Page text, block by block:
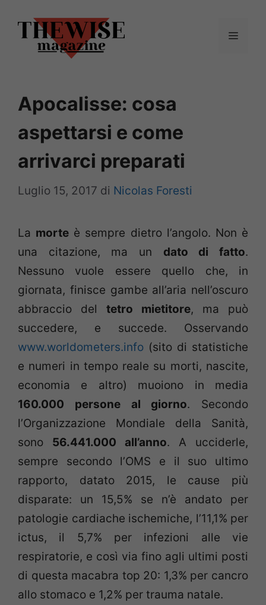
contenuto
Menu
Apocalisse: cosa
aspettarsi e come
arrivarci preparati
Luglio 15, 2017 di Nicolas Foresti
La morte è sempre dietro l’angolo. Non è
una citazione, ma un dato di fatto.
Nessuno vuole essere quello che, in
giornata, finisce gambe all’aria nell’oscuro
abbraccio del tetro mietitore, ma può
succedere, e succede. Osservando
www.worldometers.info (sito di statistiche
e numeri in tempo reale su morti, nascite,
economia e altro) muoiono in media
160.000 persone al giorno. Secondo
l’Organizzazione Mondiale della Sanità,
sono 56.441.000 all’anno. A ucciderle,
sempre secondo l’OMS e il suo ultimo
rapporto, datato 2015, le cause più
disparate: un 15,5% se n’è andato per
patologie cardiache ischemiche, l’11,1% per
ictus, il 5,7% per infezioni alle vie
respiratorie, e così via fino agli ultimi posti
di questa macabra top 20: 1,3% per cancro
allo stomaco e 1,2% per trauma natale.